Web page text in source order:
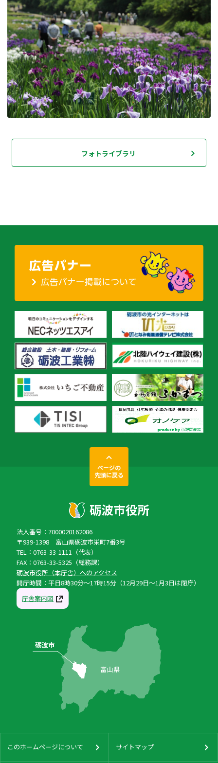
フォトライブラリ
ページの
先頭に戻る
法人番号：7000020162086
〒939-1398 富山県砺波市栄町7番3号
TEL：0763-33-1111（代表）
FAX：0763-33-5325（総務課）
砺波市役所（本庁舎）へのアクセス
開庁時間：平日8時30分〜17時15分（12月29日〜1月3日は閉庁）
庁舎案内図
このホームページについて サイトマップ